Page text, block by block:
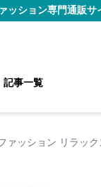
ッション専門通販サ
記事一覧
ァッション リラッ